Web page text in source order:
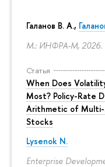
Галанов В. А.,
М.: ИНФРА-М, 2026.
Статья
When Does
Most? Policy-Rate
Arithmetic of Multi-
Stocks
Lysenok N.
Enterprise